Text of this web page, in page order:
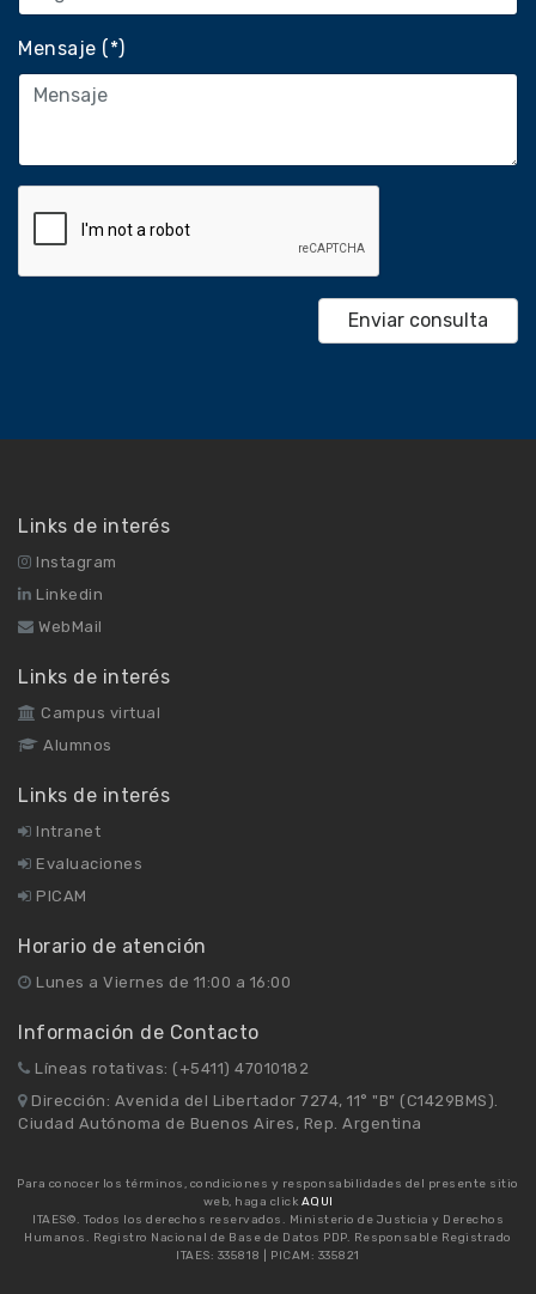
Mensaje (*)
Links de interés
Instagram
Linkedin
WebMail
Links de interés
Campus virtual
Alumnos
Links de interés
Intranet
Evaluaciones
PICAM
Horario de atención
Lunes a Viernes de 11:00 a 16:00
Información de Contacto
Líneas rotativas: (+5411) 47010182
Dirección: Avenida del Libertador 7274, 11° "B" (C1429BMS).
Ciudad Autónoma de Buenos Aires, Rep. Argentina
Para conocer los términos, condiciones y responsabilidades del presente sitio
web, haga click AQUI
ITAES©. Todos los derechos reservados. Ministerio de Justicia y Derechos
Humanos. Registro Nacional de Base de Datos PDP. Responsable Registrado
ITAES: 335818 | PICAM: 335821